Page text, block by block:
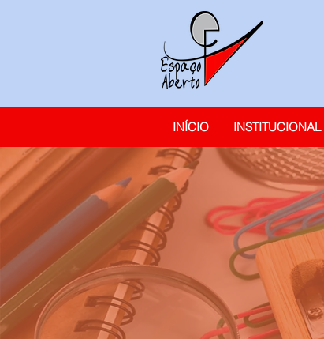
INÍCIO INSTITUCIONAL